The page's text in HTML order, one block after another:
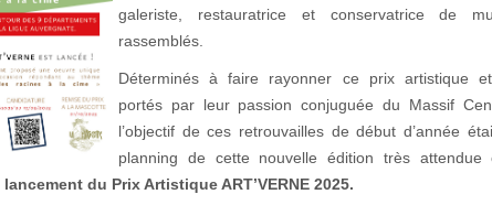
galeriste, restauratrice et conservatrice de
rassemblés.
Déterminés à faire rayonner ce prix artistique et
portés par leur passion conjuguée du Massif
l’objectif de ces retrouvailles de début d’année
planning de cette nouvelle édition très
lancement du Prix Artistique ART’VERNE 2025.